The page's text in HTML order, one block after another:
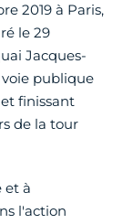
2019 à Paris,
le 29
Jacques-
voie publique
finissant
de la tour
et à
l'action